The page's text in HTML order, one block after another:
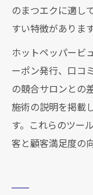
のまつエクに適し
すい特徴があります
ホットペッパービ
ーポン発行、口コ
の競合サロンとの
施術の説明を掲載
す。これらのツー
客と顧客満足度の